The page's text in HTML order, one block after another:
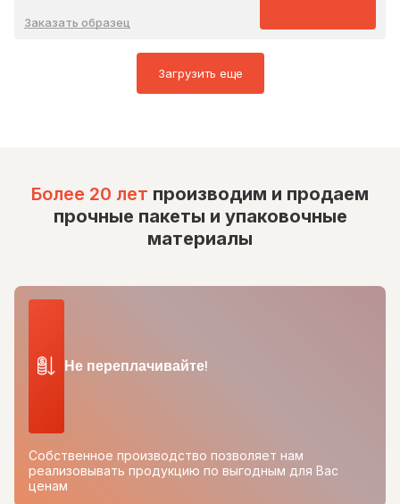
Заказать образец
Загрузить еще
Более 20 лет производим и продаем
прочные пакеты и упаковочные
материалы
Не переплачивайте!
Собственное производство позволяет нам
реализовывать продукцию по выгодным для Вас
ценам